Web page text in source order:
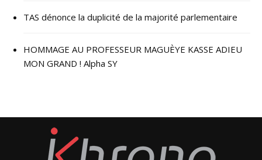
TAS dénonce la duplicité de la majorité parlementaire
HOMMAGE AU PROFESSEUR MAGUÈYE KASSE ADIEU
MON GRAND ! Alpha SY